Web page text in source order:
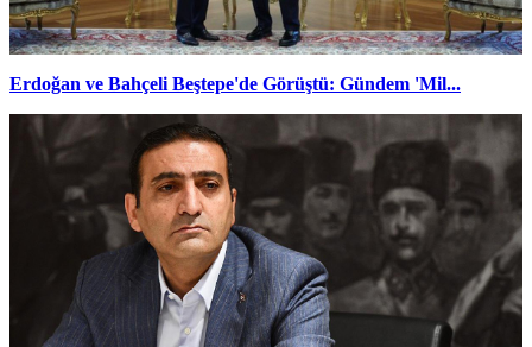
Erdoğan ve Bahçeli Beştepe'de Görüştü: Gündem 'Mil...